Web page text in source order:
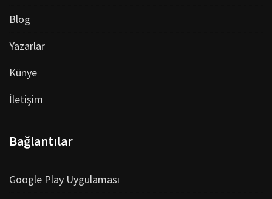
Blog
Yazarlar
Künye
İletişim
Bağlantılar
Google Play Uygulaması